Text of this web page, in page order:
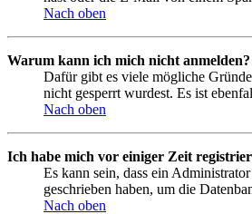
Nach oben
Warum kann ich mich nicht anmelden?
Dafür gibt es viele mögliche
nicht gesperrt wurdest. Es ist
Nach oben
Ich habe mich vor einiger Zeit
Es kann sein, dass ein
geschrieben haben, um die
Nach oben